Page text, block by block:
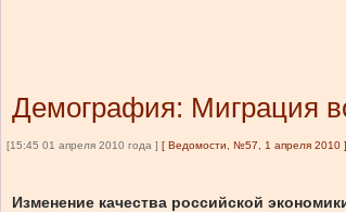
Демография: Миграция
[15:45 01 апреля 2010 года ] [ Ведомости, №57, 1 апреля 2010 ]
Изменение качества российской